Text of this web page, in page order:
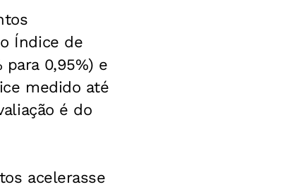
Índice de
para 0,95%) e
medido até
é do
acelerasse